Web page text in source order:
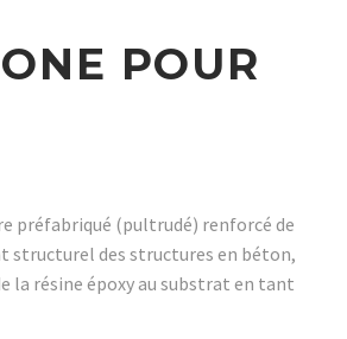
POUR
préfabriqué (pultrudé) renforcé de
structurel des structures en béton,
la résine époxy au substrat en tant